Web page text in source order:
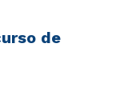
: tratamento de
e
de